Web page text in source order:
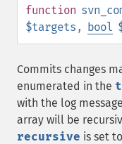
function
$targets , bool
Commits changes
enumerated in the
with the log message
array will be
recursive is set to